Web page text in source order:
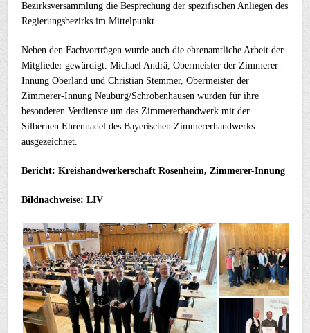
Bezirksversammlung die Besprechung der spezifischen Anliegen des
Regierungsbezirks im Mittelpunkt.
Neben den Fachvorträgen wurde auch die ehrenamtliche Arbeit der
Mitglieder gewürdigt. Michael Andrä, Obermeister der Zimmerer-
Innung Oberland und Christian Stemmer, Obermeister der
Zimmerer-Innung Neuburg/Schrobenhausen wurden für ihre
besonderen Verdienste um das Zimmererhandwerk mit der
Silbernen Ehrennadel des Bayerischen Zimmererhandwerks
ausgezeichnet.
Bericht: Kreishandwerkerschaft Rosenheim, Zimmerer-Innung
Bildnachweise: LIV